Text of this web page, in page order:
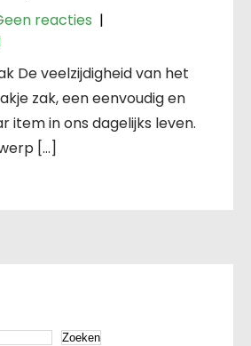
reacties |
De veelzijdigheid van het
zak, een eenvoudig en
item in ons dagelijks leven.
[…]
Zoeken